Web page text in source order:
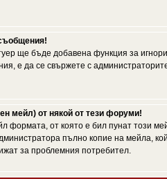
ще бъде добавена функция за
е да се свържете с
мейл) от някой от тези форуми!
формата, от която е бил пунат този
пълно копие на мейла,
за проблемния потребител.